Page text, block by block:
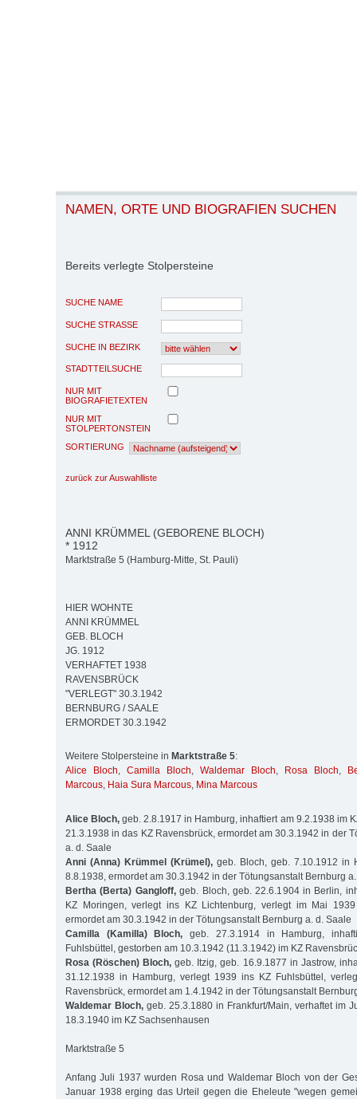
NAMEN, ORTE UND BIOGRAFIEN SUCHEN
Bereits verlegte Stolpersteine
SUCHE NAME
SUCHE STRASSE
SUCHE IN BEZIRK
STADTTEILSUCHE
NUR MIT
BIOGRAFIETEXTEN
NUR MIT
STOLPERTONSTEIN
SORTIERUNG
zurück zur Auswahlliste
ANNI KRÜMMEL (GEBORENE BLOCH)
* 1912
Marktstraße 5 (Hamburg-Mitte, St. Pauli)
HIER WOHNTE
ANNI KRÜMMEL
GEB. BLOCH
JG. 1912
VERHAFTET 1938
RAVENSBRÜCK
"VERLEGT" 30.3.1942
BERNBURG / SAALE
ERMORDET 30.3.1942
Weitere Stolpersteine in Marktstraße 5:
Alice Bloch, Camilla Bloch, Waldemar Bloch, Rosa Bloch,
Marcous, Haia Sura Marcous, Mina Marcous
Alice Bloch, geb. 2.8.1917 in Hamburg, inhaftiert am 9.2.1938 im
21.3.1938 in das KZ Ravensbrück, ermordet am 30.3.1942 in der
a. d. Saale
Anni (Anna) Krümmel (Krümel), geb. Bloch, geb. 7.10.1912 in
8.8.1938, ermordet am 30.3.1942 in der Tötungsanstalt Bernburg
Bertha (Berta) Gangloff,geb. Bloch, geb. 22.6.1904 in Berlin,
KZ Moringen, verlegt ins KZ Lichtenburg, verlegt im Mai
ermordet am 30.3.1942 in der Tötungsanstalt Bernburg a. d. Saale
Camilla (Kamilla) Bloch, geb. 27.3.1914 in Hamburg,
Fuhlsbüttel, gestorben am 10.3.1942 (11.3.1942) im KZ
Rosa (Röschen) Bloch, geb. Itzig, geb. 16.9.1877 in Jastrow,
31.12.1938 in Hamburg, verlegt 1939 ins KZ Fuhlsbüttel,
Ravensbrück, ermordet am 1.4.1942 in der Tötungsanstalt
Waldemar Bloch, geb. 25.3.1880 in Frankfurt/Main, verhaftet im
18.3.1940 im KZ Sachsenhausen
Marktstraße 5
Anfang Juli 1937 wurden Rosa und Waldemar Bloch von der
Januar 1938 erging das Urteil gegen die Eheleute "wegen